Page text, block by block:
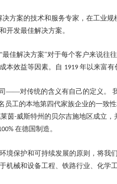
决方案的技术和服务专家，在工业
开发最佳解决方案。
“最佳解决方案"对于每个客户来说往
本效益等因素。自 1919 年以来富有
——对传统的含义有自己的定义。
员工的本地第四代家族企业的一致
茵-威斯特州的贝尔吉施地区成立
在德国制造。
环境保护和可持续发展的原则，将
机械和设备工程、铁路行业、化学